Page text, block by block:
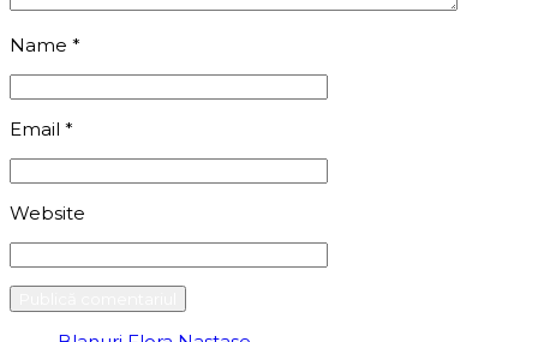
Name *
Email *
Website